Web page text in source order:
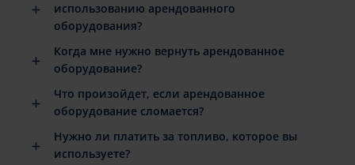
использованию арендованного
оборудования?
Когда мне нужно вернуть арендованное
оборудование?
Что произойдет, если арендованное
оборудование сломается?
Нужно ли платить за топливо, которое вы
используете?